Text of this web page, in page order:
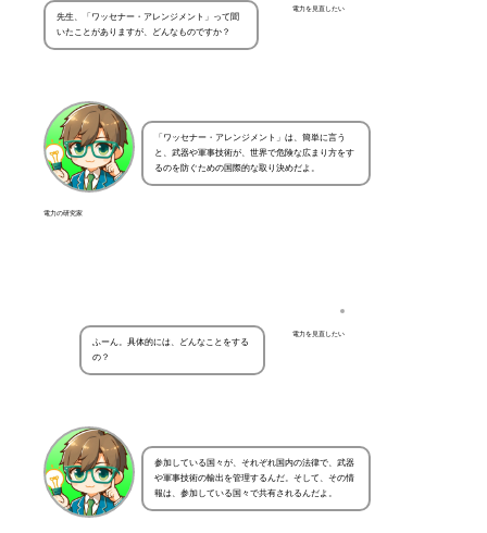
電力を見直したい
先生、「ワッセナー・アレンジメント」って聞
いたことがありますが、どんなものですか？
電力の研究家
「ワッセナー・アレンジメント」は、簡単に言う
と、武器や軍事技術が、世界で危険な広まり方をす
るのを防ぐための国際的な取り決めだよ。
電力を見直したい
ふーん。具体的には、どんなことをする
の？
参加している国々が、それぞれ国内の法律で、武器
や軍事技術の輸出を管理するんだ。そして、その情
報は、参加している国々で共有されるんだよ。